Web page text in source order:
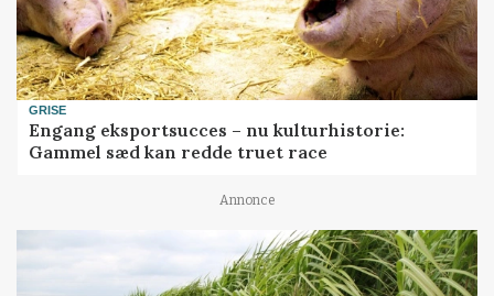
GRISE
Engang eksportsucces – nu kulturhistorie:
Gammel sæd kan redde truet race
Annonce